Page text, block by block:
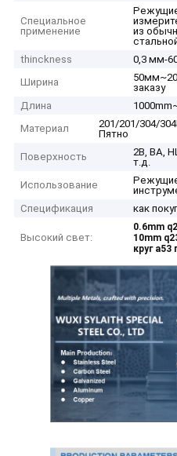
Специальное
применение
из
thinckness
0,3 мм-
Ширина
заказу
Длина
Материал
201/201/304/
Пятно
Поверхность
2B, BA,
т.д.
Использование
Спецификация
как
Высокий свет:
0.6mm
10mm
круг a53